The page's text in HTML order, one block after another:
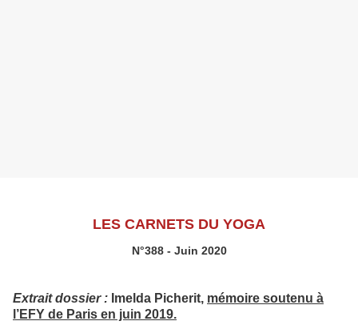
LES CARNETS DU YOGA
N°388 - Juin 2020
Extrait dossier : Imelda Picherit, mémoire soutenu à
l’EFY de Paris en juin 2019.